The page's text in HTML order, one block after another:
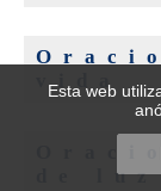
vida
de luz
Esta web